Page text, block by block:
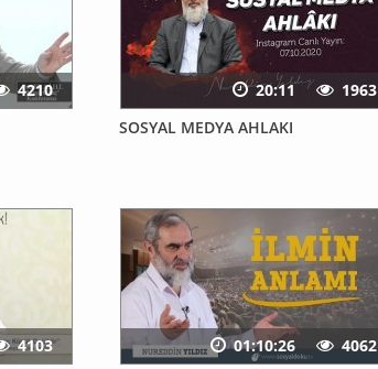
4210
SOSYAL MEDYA AHLAKI
20:11
1963
4103 01:10:26 4062